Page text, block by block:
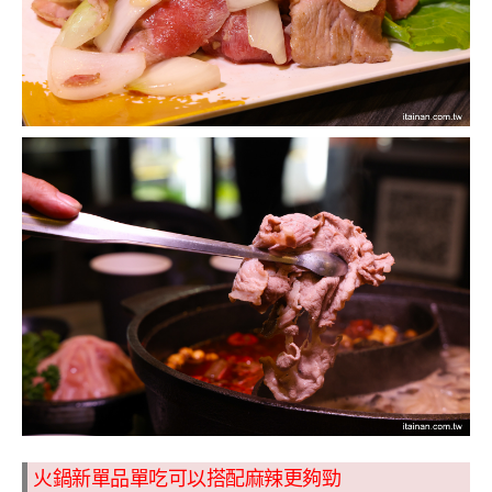
火鍋新單品單吃可以搭配麻辣更夠勁